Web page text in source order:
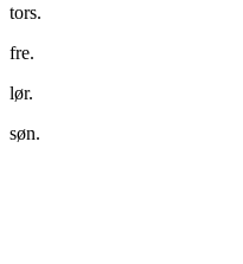
tors.
fre.
lør.
søn.